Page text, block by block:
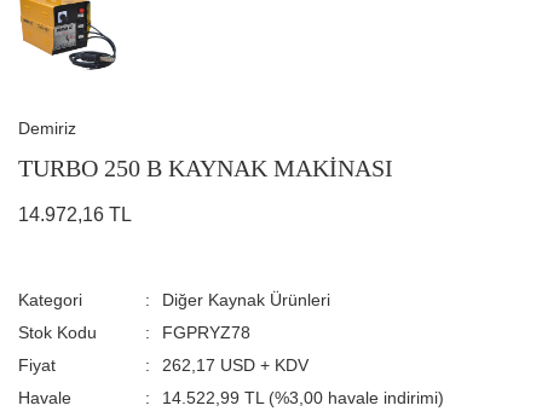
Demiriz
TURBO 250 B KAYNAK MAKİNASI
14.972,16 TL
Kategori
Diğer Kaynak Ürünleri
Stok Kodu
FGPRYZ78
Fiyat
262,17 USD + KDV
Havale
14.522,99 TL (%3,00 havale indirimi)